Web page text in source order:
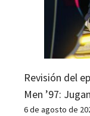
Revisión del
Men ’97:
6 de agosto de